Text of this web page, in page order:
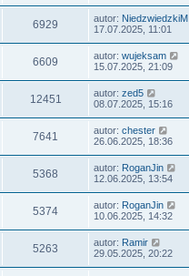
6929 autor: NiedzwiedzkiM
17.07.2025, 11:01
6609 autor: wujeksam
15.07.2025, 21:09
12451 autor: zed5
08.07.2025, 15:16
7641 autor: chester
26.06.2025, 18:36
5368 autor: RoganJin
12.06.2025, 13:54
5374 autor: RoganJin
10.06.2025, 14:32
5263 autor: Ramir
29.05.2025, 20:22